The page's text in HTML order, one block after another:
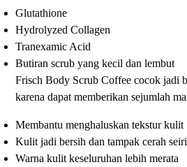
Glutathione
Hydrolyzed Collagen
Tranexamic Acid
Butiran scrub yang kecil dan lembut
Frisch Body Scrub Coffee cocok jadi
karena dapat memberikan sejumlah
Membantu menghaluskan tekstur kulit
Kulit jadi bersih dan tampak cerah
Warna kulit keseluruhan lebih merata